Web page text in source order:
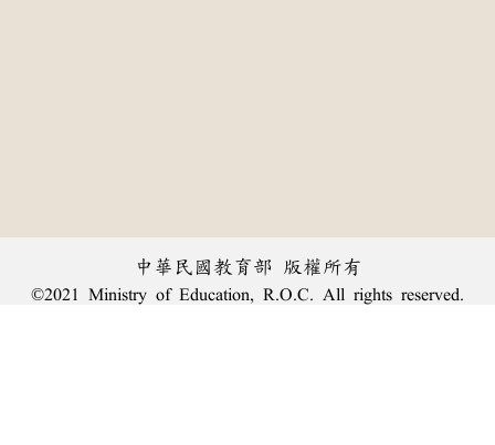
中華民國教育部 版權所有
©2021 Ministry of Education, R.O.C. All rights reserved.